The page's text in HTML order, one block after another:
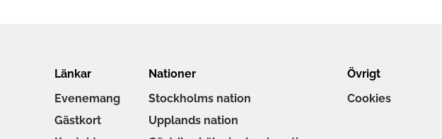
Länkar
Evenemang
Gästkort
Nationer
Stockholms nation
Upplands nation
Övrigt
Cookies